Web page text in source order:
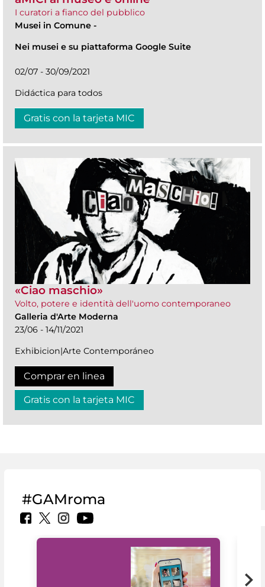
I curatori a fianco del pubblico
Musei in Comune -
Nei musei e su piattaforma Google Suite
02/07 - 30/09/2021
Didáctica para todos
Gratis con la tarjeta MIC
«Ciao maschio»
Volto, potere e identità dell'uomo contemporaneo
Galleria d'Arte Moderna
23/06 - 14/11/2021
Exhibicion|Arte Contemporáneo
Comprar en linea
Gratis con la tarjeta MIC
#GAMroma